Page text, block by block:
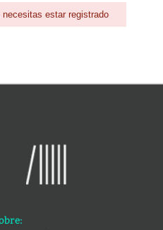
estar registrado